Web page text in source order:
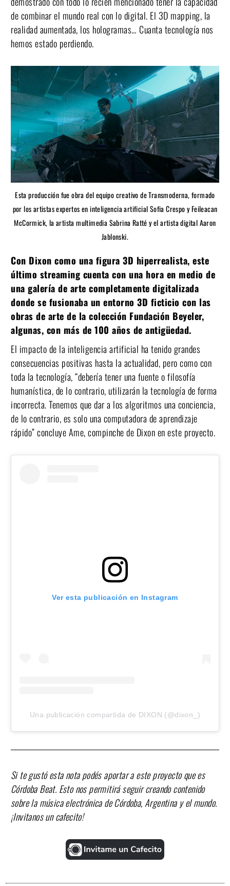
de combinar el mundo real con lo digital. El 3D mapping, la
realidad aumentada, los hologramas… Cuanta tecnología nos
hemos estado perdiendo.
Esta producción fue obra del equipo creativo de Transmoderna, formado
por los artistas expertos en inteligencia artificial Sofia Crespo y Feileacan
McCormick, la artista multimedia Sabrina Ratté y el artista digital Aaron
Jablonski.
Con Dixon como una figura 3D hiperrealista, este
último streaming cuenta con una hora en medio de
una galería de arte completamente digitalizada
donde se fusionaba un entorno 3D ficticio con las
obras de arte de la colección Fundación Beyeler,
algunas, con más de 100 años de antigüedad.
El impacto de la inteligencia artificial ha tenido grandes
consecuencias positivas hasta la actualidad, pero como con
toda la tecnología, “debería tener una fuente o filosofía
humanística, de lo contrario, utilizarán la tecnología de forma
incorrecta. Tenemos que dar a los algoritmos una conciencia,
de lo contrario, es solo una computadora de aprendizaje
rápido” concluye Ame, compinche de Dixon en este proyecto.
Ver esta publicación en Instagram
Una publicación compartida de DIXON (@dixon_)
Si te gustó esta nota podés aportar a este proyecto que es
Córdoba Beat. Esto nos permitirá seguir creando contenido
sobre la música electrónica de Córdoba, Argentina y el mundo.
¡Invitanos un cafecito!